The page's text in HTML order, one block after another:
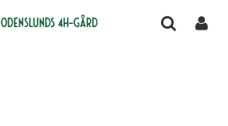
Odenslunds 4H-gård